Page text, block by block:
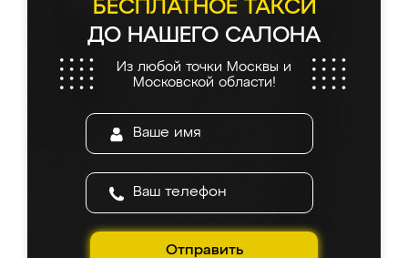
БЕСПЛАТНОЕ ТАКСИ
ДО НАШЕГО САЛОНА
Из любой точки Москвы и
Московской области!
Отправить